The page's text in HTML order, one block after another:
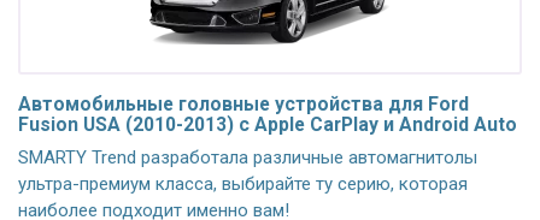
Автомобильные головные устройства для Ford
Fusion USA (2010-2013) с Apple CarPlay и Android Auto
SMARTY Trend разработала различные автомагнитолы
ультра-премиум класса, выбирайте ту серию, которая
наиболее подходит именно вам!